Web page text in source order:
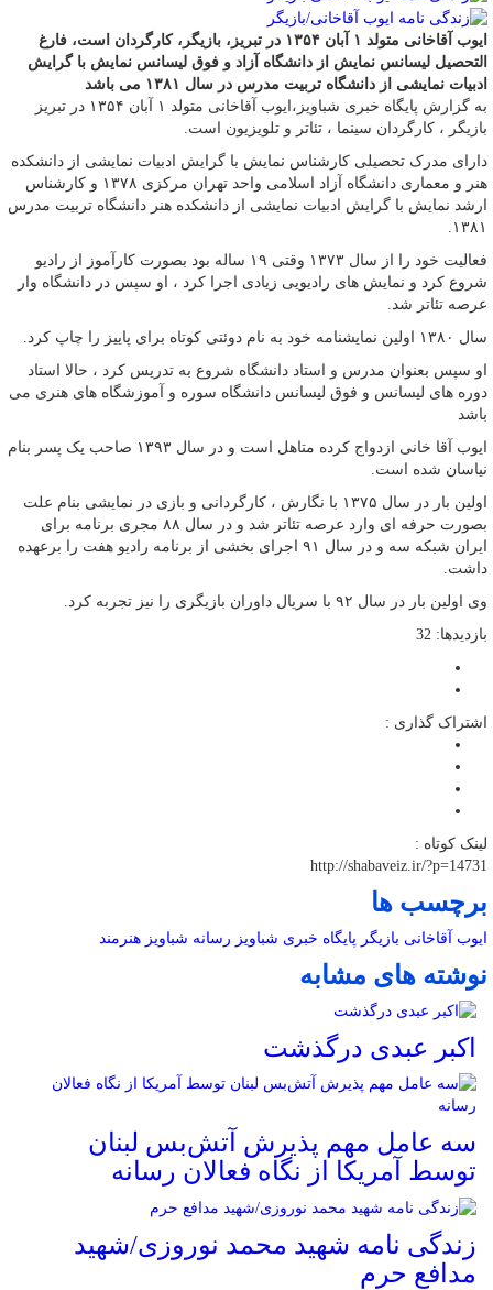
ایوب آقاخانی متولد ۱ آبان ۱۳۵۴ در تبریز، بازیگر، کارگردان است، فارغ
التحصیل لیسانس نمایش از دانشگاه آزاد و فوق لیسانس نمایش با گرایش
ادبیات نمایشی از دانشگاه تربیت مدرس در سال ۱۳۸۱ می باشد
به گزارش پایگاه خبری شباویز،ایوب آقاخانی متولد ۱ آبان ۱۳۵۴ در تبریز
بازیگر ، کارگردان سینما ، تئاتر و تلویزیون است.
دارای مدرک تحصیلی کارشناس نمایش با گرایش ادبیات نمایشی از دانشکده
هنر و معماری دانشگاه آزاد اسلامی واحد تهران مرکزی ۱۳۷۸ و کارشناس
ارشد نمایش با گرایش ادبیات نمایشی از دانشکده هنر دانشگاه تربیت مدرس
۱۳۸۱.
فعالیت خود را از سال ۱۳۷۳ وقتی ۱۹ ساله بود بصورت کارآموز از رادیو
شروع کرد و نمایش های رادیویی زیادی اجرا کرد ، او سپس در دانشگاه وار
عرصه تئاتر شد.
سال ۱۳۸۰ اولین نمایشنامه خود به نام دوئتی کوتاه برای پاییز را چاپ کرد.
او سپس بعنوان مدرس و استاد دانشگاه شروع به تدریس کرد ، حالا استاد
دوره های لیسانس و فوق لیسانس دانشگاه سوره و آموزشگاه های هنری می
باشد
ایوب آقا خانی ازدواج کرده متاهل است و در سال ۱۳۹۳ صاحب یک پسر بنام
نیاسان شده است.
اولین بار در سال ۱۳۷۵ با نگارش ، کارگردانی و بازی در نمایشی بنام علت
بصورت حرفه ای وارد عرصه تئاتر شد و در سال ۸۸ مجری برنامه برای
ایران شبکه سه و در سال ۹۱ اجرای بخشی از برنامه رادیو هفت را برعهده
داشت.
وی اولین بار در سال ۹۲ با سریال داوران بازیگری را نیز تجربه کرد.
بازدیدها: 32
اشتراک گذاری :
لینک کوتاه :
http://shabaveiz.ir/?p=14731
برچسب ها
ایوب آقاخانی بازیگر پایگاه خبری شباویز رسانه شباویز هنرمند
نوشته های مشابه
اکبر عبدی درگذشت
سه عامل مهم پذیرش آتش‌بس لبنان
توسط آمریکا از نگاه فعالان رسانه
زندگی نامه شهید محمد نوروزی/شهید
مدافع حرم